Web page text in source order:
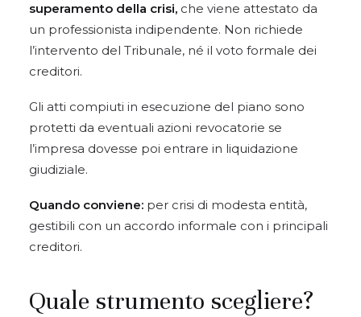
superamento della crisi, che viene attestato da
un professionista indipendente. Non richiede
l’intervento del Tribunale, né il voto formale dei
creditori.
Gli atti compiuti in esecuzione del piano sono
protetti da eventuali azioni revocatorie se
l’impresa dovesse poi entrare in liquidazione
giudiziale.
Quando conviene: per crisi di modesta entità,
gestibili con un accordo informale con i principali
creditori.
Quale strumento scegliere?